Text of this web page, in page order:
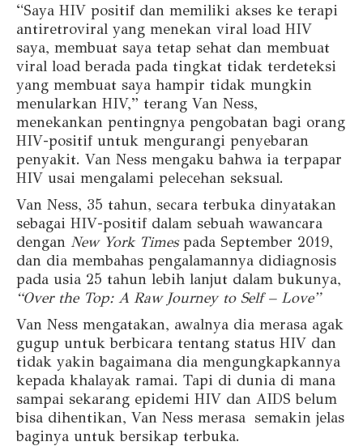
“Saya HIV positif dan memiliki akses ke terapi
antiretroviral yang menekan viral load HIV
saya, membuat saya tetap sehat dan membuat
viral load berada pada tingkat tidak terdeteksi
yang membuat saya hampir tidak mungkin
menularkan HIV,” terang Van Ness,
menekankan pentingnya pengobatan bagi orang
HIV-positif untuk mengurangi penyebaran
penyakit. Van Ness mengaku bahwa ia terpapar
HIV usai mengalami pelecehan seksual.
Van Ness, 35 tahun, secara terbuka dinyatakan
sebagai HIV-positif dalam sebuah wawancara
dengan New York Timespada September 2019,
dan dia membahas pengalamannya didiagnosis
pada usia 25 tahun lebih lanjut dalam bukunya,
“Over the Top: A Raw Journey to Self – Love”
Van Ness mengatakan, awalnya dia merasa agak
gugup untuk berbicara tentang status HIV dan
tidak yakin bagaimana dia mengungkapkannya
kepada khalayak ramai. Tapi di dunia di mana
sampai sekarang epidemi HIV dan AIDS belum
bisa dihentikan, Van Ness merasa semakin jelas
baginya untuk bersikap terbuka.